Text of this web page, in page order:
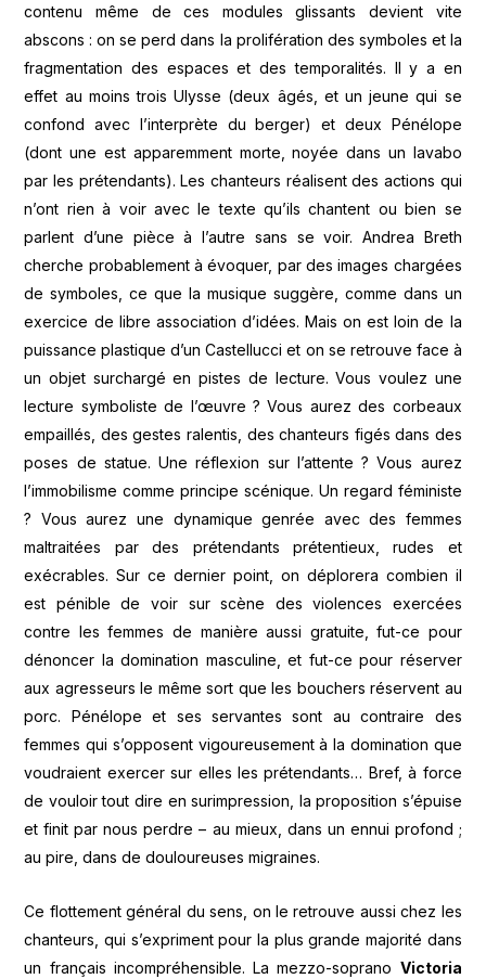
contenu même de ces modules glissants devient vite
abscons : on se perd dans la prolifération des symboles et la
fragmentation des espaces et des temporalités. Il y a en
effet au moins trois Ulysse (deux âgés, et un jeune qui se
confond avec l’interprète du berger) et deux Pénélope
(dont une est apparemment morte, noyée dans un lavabo
par les prétendants). Les chanteurs réalisent des actions qui
n’ont rien à voir avec le texte qu’ils chantent ou bien se
parlent d’une pièce à l’autre sans se voir. Andrea Breth
cherche probablement à évoquer, par des images chargées
de symboles, ce que la musique suggère, comme dans un
exercice de libre association d’idées. Mais on est loin de la
puissance plastique d’un Castellucci et on se retrouve face à
un objet surchargé en pistes de lecture. Vous voulez une
lecture symboliste de l’œuvre ? Vous aurez des corbeaux
empaillés, des gestes ralentis, des chanteurs figés dans des
poses de statue. Une réflexion sur l’attente ? Vous aurez
l’immobilisme comme principe scénique. Un regard féministe
? Vous aurez une dynamique genrée avec des femmes
maltraitées par des prétendants prétentieux, rudes et
exécrables. Sur ce dernier point, on déplorera combien il
est pénible de voir sur scène des violences exercées
contre les femmes de manière aussi gratuite, fut-ce pour
dénoncer la domination masculine, et fut-ce pour réserver
aux agresseurs le même sort que les bouchers réservent au
porc. Pénélope et ses servantes sont au contraire des
femmes qui s’opposent vigoureusement à la domination que
voudraient exercer sur elles les prétendants… Bref, à force
de vouloir tout dire en surimpression, la proposition s’épuise
et finit par nous perdre – au mieux, dans un ennui profond ;
au pire, dans de douloureuses migraines.
Ce flottement général du sens, on le retrouve aussi chez les
chanteurs, qui s’expriment pour la plus grande majorité dans
un français incompréhensible. La mezzo-soprano Victoria